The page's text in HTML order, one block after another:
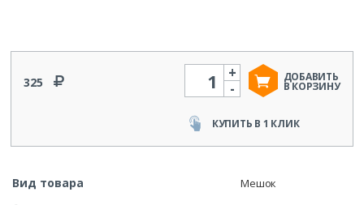
325
Количество
-
+ ДОБАВИТЬ
В КОРЗИНУ
КУПИТЬ В 1 КЛИК
Вид товара Мешок